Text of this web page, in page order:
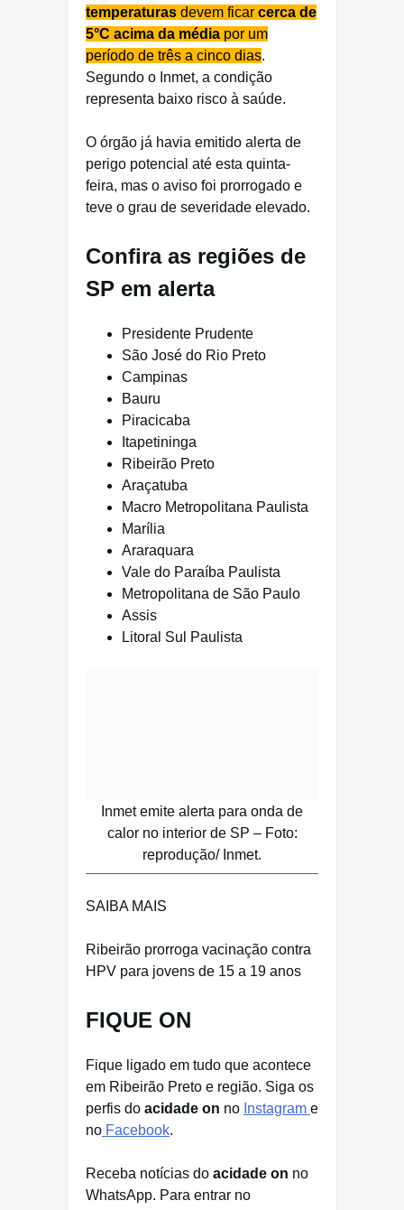
temperaturas devem ficar cerca de
5°C acima da média por um
período de três a cinco dias.
Segundo o Inmet, a condição
representa baixo risco à saúde.
O órgão já havia emitido alerta de
perigo potencial até esta quinta-
feira, mas o aviso foi prorrogado e
teve o grau de severidade elevado.
Confira as regiões de
SP em alerta
Presidente Prudente
São José do Rio Preto
Campinas
Bauru
Piracicaba
Itapetininga
Ribeirão Preto
Araçatuba
Macro Metropolitana Paulista
Marília
Araraquara
Vale do Paraíba Paulista
Metropolitana de São Paulo
Assis
Litoral Sul Paulista
Inmet emite alerta para onda de
calor no interior de SP – Foto:
reprodução/ Inmet.
SAIBA MAIS
Ribeirão prorroga vacinação contra
HPV para jovens de 15 a 19 anos
FIQUE ON
Fique ligado em tudo que acontece
em Ribeirão Preto e região. Siga os
perfis do acidade on no Instagram e
no Facebook.
Receba notícias do acidade on no
WhatsApp. Para entrar no